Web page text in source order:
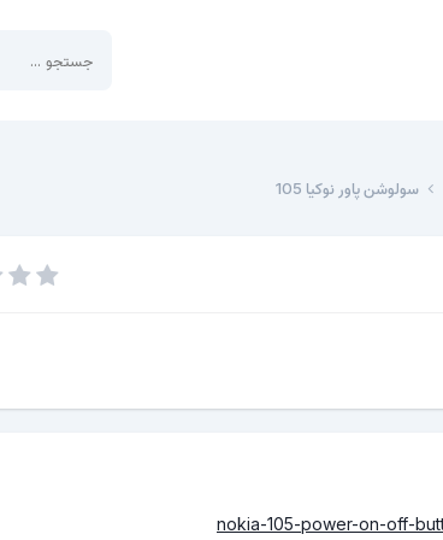
سولوشن پاور نوکیا 105